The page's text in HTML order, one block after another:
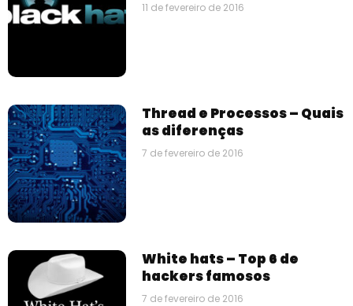
11 de fevereiro de 2016
Thread e Processos – Quais
as diferenças
7 de fevereiro de 2016
White hats – Top 6 de
hackers famosos
7 de fevereiro de 2016